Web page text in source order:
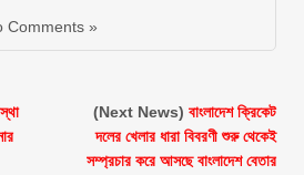
Comments »
(Next News) বাংলাদেশ ক্রিকেট
দলের খেলার ধারা বিবরণী শুরু থেকেই
সম্প্রচার করে আসছে বাংলাদেশ বেতার